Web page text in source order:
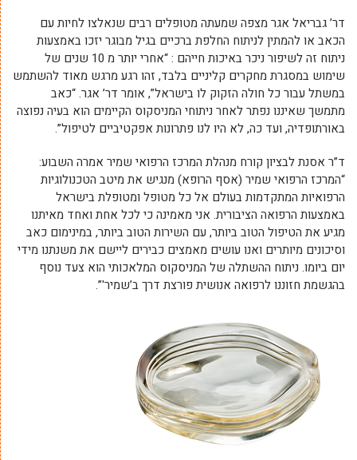
דר’ גבריאל אגר מצפה שמעתה מטופלים רבים שנאלצו לחיות עם
הכאב או להמתין לניתוח החלפת ברכיים בגיל מבוגר יזכו באמצעות
ניתוח זה לשיפור ניכר באיכות חייהם : “אחרי יותר מ 10 שנים של
שימוש במסגרת מחקרים קליניים בלבד, זהו רגע מרגש מאוד להשתמש
במשתל עבור כל חולה הזקוק לו בישראל”, אומר דר’ אגר. “כאב
מתמשך שאיננו נפתר לאחר ניתוחי המניסקוס הקיימים הוא בעיה נפוצה
באורתופדיה, ועד כה, לא היו לנו פתרונות אפקטיביים לטיפול”.
ד”ר אסנת לבציון קורח מנהלת המרכז הרפואי שמיר אמרה השבוע:
“המרכז הרפואי שמיר (אסף הרופא) מנגיש את מיטב הטכנולוגיות
הרפואיות המתקדמות בעולם אל כל מטופל ומטופלת בישראל
באמצעות הרפואה הציבורית. אני מאמינה כי לכל אחת ואחד מאיתנו
מגיע את הטיפול הטוב ביותר, עם השירות הטוב ביותר, במינימום כאב
וסיכונים מיותרים ואנו עושים מאמצים כבירים ליישם את משנתנו מידי
יום ביומו. ניתוח ההשתלה של המניסקוס המלאכותי הוא צעד נוסף
בהגשמת חזוננו לרפואה אנושית פורצת דרך ב’שמיר'”.